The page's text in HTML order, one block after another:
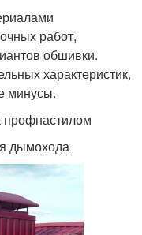
работ,
обшивки.
характеристик,
минусы.
профнастилом
дымохода